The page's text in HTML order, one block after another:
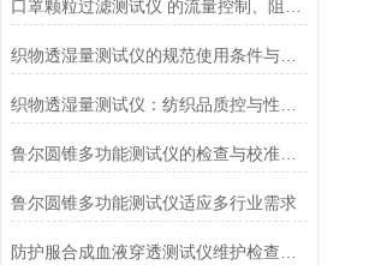
织物透湿量测试仪的规范使用条件与数据保障前提
鲁尔圆锥多功能测试仪的检查与校准流程
鲁尔圆锥多功能测试仪适应多行业需求